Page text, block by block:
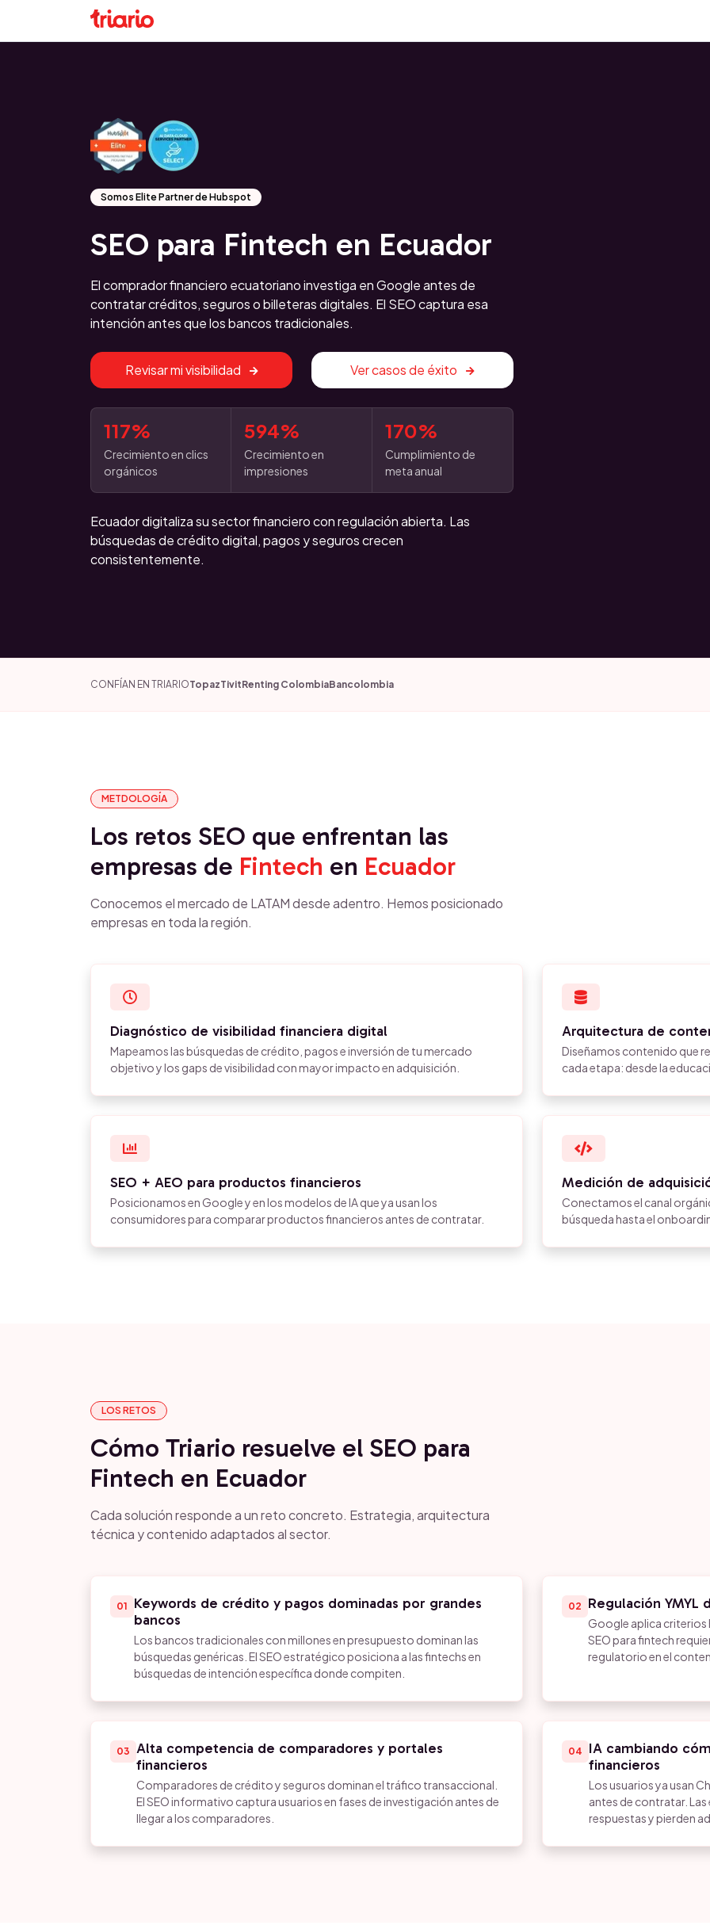
Somos Elite Partner de Hubspot
SEO para Fintech en Ecuador
El comprador financiero ecuatoriano investiga en Google antes de
contratar créditos, seguros o billeteras digitales. El SEO captura esa
intención antes que los bancos tradicionales.
Revisar mi visibilidad Ver casos de éxito
117%
Crecimiento en clics
orgánicos
594%
Crecimiento en
impresiones
170%
Cumplimiento de
meta anual
Ecuador digitaliza su sector financiero con regulación abierta. Las
búsquedas de crédito digital, pagos y seguros crecen
consistentemente.
CONFÍAN EN TRIARIOTopazTivitRenting ColombiaBancolombia
METDOLOGÍA
Los retos SEO que enfrentan las
empresas de Fintech en Ecuador
Conocemos el mercado de LATAM desde adentro. Hemos posicionado
empresas en toda la región.
Diagnóstico de visibilidad financiera digital
Mapeamos las búsquedas de crédito, pagos e inversión de tu mercado
objetivo y los gaps de visibilidad con mayor impacto en adquisición.
Arquitectura de
Diseñamos contenido que
cada etapa: desde la
SEO + AEO para productos financieros
Posicionamos en Google y en los modelos de IA que ya usan los
consumidores para comparar productos financieros antes de contratar.
Medición de
Conectamos el canal
búsqueda hasta el
LOS RETOS
Cómo Triario resuelve el SEO para
Fintech en Ecuador
Cada solución responde a un reto concreto. Estrategia, arquitectura
técnica y contenido adaptados al sector.
01
Keywords de crédito y pagos dominadas por grandes
bancos
Los bancos tradicionales con millones en presupuesto dominan las
búsquedas genéricas. El SEO estratégico posiciona a las fintechs en
búsquedas de intención específica donde compiten.
02 Regulación
Google aplica criterios
SEO para fintech
regulatorio en el
03 Alta competencia de comparadores y portales
financieros
Comparadores de crédito y seguros dominan el tráfico transaccional.
El SEO informativo captura usuarios en fases de investigación antes de
llegar a los comparadores.
04
IA cambiando
financieros
Los usuarios ya usan
antes de contratar. Las
respuestas y pierden